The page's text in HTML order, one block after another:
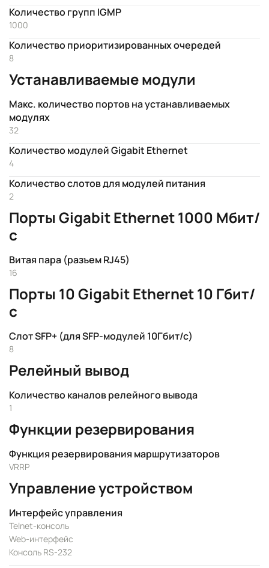
Количество групп IGMP
1000
Количество приоритизированных очередей
8
Устанавливаемые модули
Макс. количество портов на устанавливаемых
модулях
32
Количество модулей Gigabit Ethernet
4
Количество слотов для модулей питания
2
Порты Gigabit Ethernet 1000 Мбит/
с
Витая пара (разъем RJ45)
16
Порты 10 Gigabit Ethernet 10 Гбит/
с
Слот SFP+ (для SFP-модулей 10Гбит/с)
8
Релейный вывод
Количество каналов релейного вывода
1
Функции резервирования
Функция резервирования маршрутизаторов
VRRP
Управление устройством
Интерфейс управления
Telnet-консоль
Web-интерфейс
Консоль RS-232